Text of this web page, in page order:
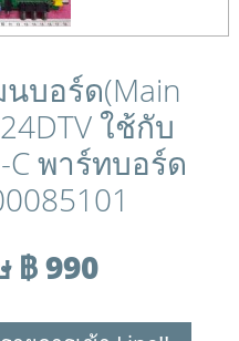
นบอร์ด(Main
ใช้กับ
C พาร์ทบอร์ด
฿ 990